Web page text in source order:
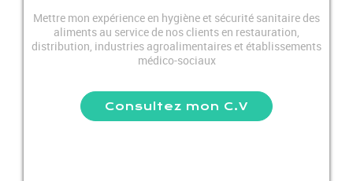
Mettre mon expérience en hygiène et sécurité sanitaire des
aliments au service de nos clients en restauration,
distribution, industries agroalimentaires et établissements
médico-sociaux
Consultez mon C.V